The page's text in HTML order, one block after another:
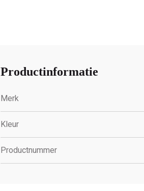
Productinformatie
Merk
Kleur
Productnummer